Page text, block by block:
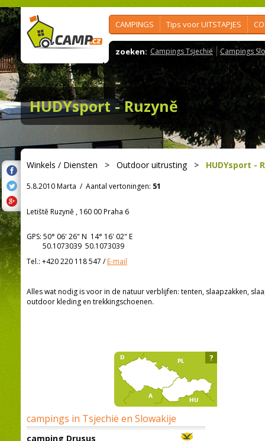
CAMPINGS Tips voor UITSTAPJES
zoeken: Campings Tsjechië Campings
HUDYsport - Ruzyně
Winkels / Diensten > Outdoor uitrusting> HUDYsport -
5.8.2010 Marta / Aantal vertoningen: 51
Letiště Ruzyně , 160 00 Praha 6
GPS: 50° 06' 26" N 14° 16' 02" E
50.1073039 50.1073039
Tel.: +420 220 118 547 /E-mail
Alles wat nodig is voor in de natuur verblijfen: tenten, slaapzakken,
outdoor kleding en trekkingschoenen.
campings in Tsjechië en Slowakije
camping Drusus
?